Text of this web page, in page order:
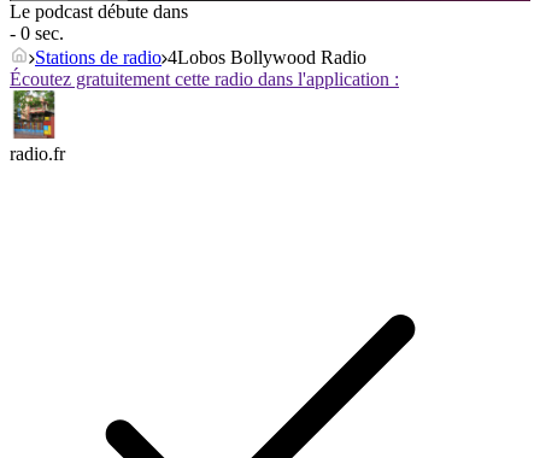
Le podcast débute dans
- 0 sec.
Stations de radio 4Lobos Bollywood Radio
Écoutez gratuitement cette radio dans l'application :
radio.fr